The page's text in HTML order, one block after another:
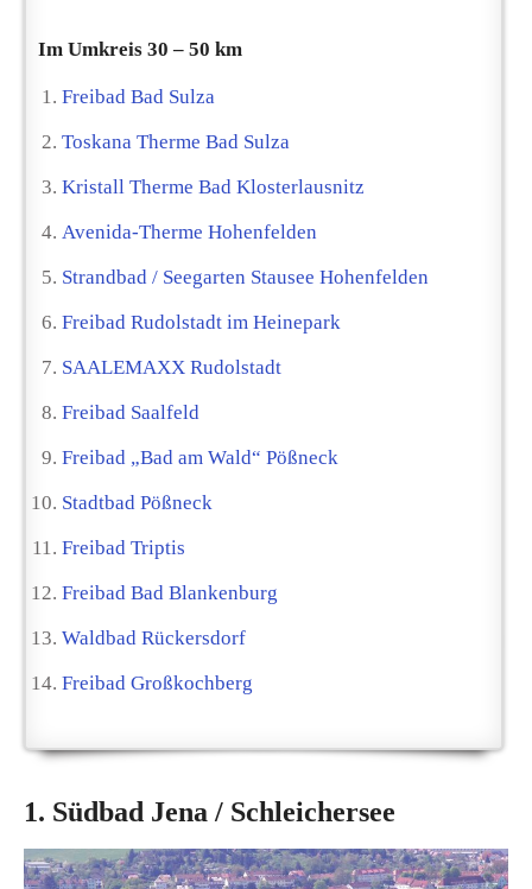
Im Umkreis 30 – 50 km
Freibad Bad Sulza
Toskana Therme Bad Sulza
Kristall Therme Bad Klosterlausnitz
Avenida-Therme Hohenfelden
Strandbad / Seegarten Stausee Hohenfelden
Freibad Rudolstadt im Heinepark
SAALEMAXX Rudolstadt
Freibad Saalfeld
Freibad „Bad am Wald“ Pößneck
Stadtbad Pößneck
Freibad Triptis
Freibad Bad Blankenburg
Waldbad Rückersdorf
Freibad Großkochberg
1. Südbad Jena / Schleichersee